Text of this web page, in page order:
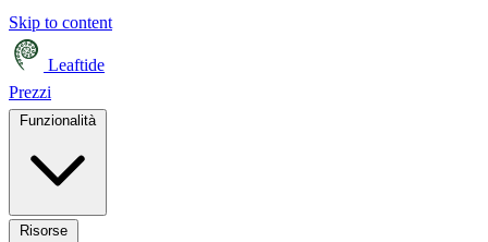
Skip to content
Leaftide
Prezzi
Funzionalità